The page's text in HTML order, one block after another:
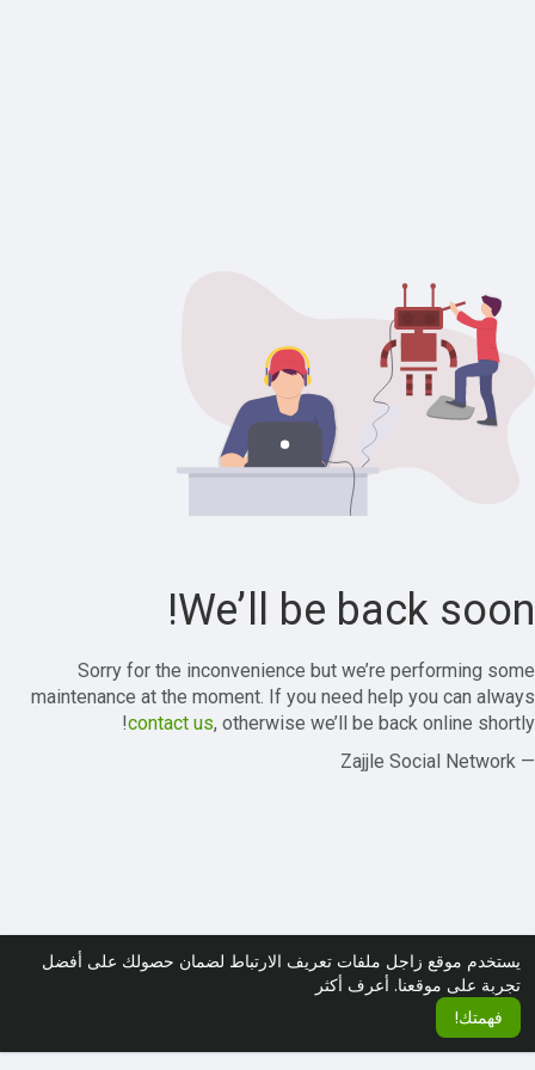
يستخدم موقع زاجل ملفات تعريف الارتباط لضمان حصولك على أفضل
تجربة على موقعنا. أعرف أكثر
فهمتك!
We’ll be back soon!
Sorry for the inconvenience but we’re performing some
maintenance at the moment. If you need help you can always
contact us, otherwise we’ll be back online shortly!
— Zajjle Social Network